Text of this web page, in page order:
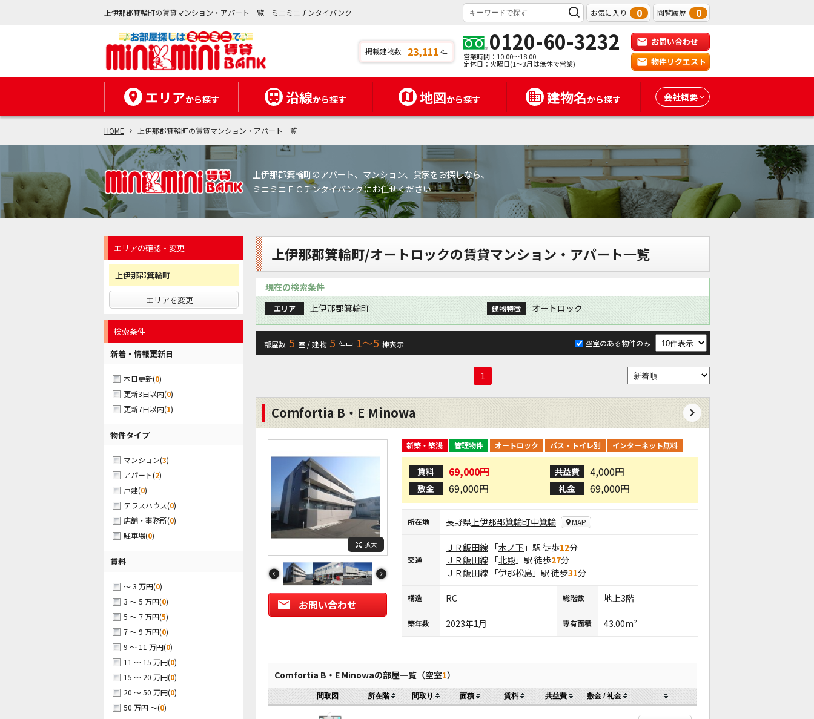
上伊那郡箕輪町の賃貸マンション・アパート一覧｜ミニミニチンタイバンク お気に入り 0 閲覧履歴 0
掲載建物数 23,111 件 0120-60-3232
営業時間：10:00～18:00
定休日：火曜日(1～3月は無休で営業)
お問い合わせ
物件リクエスト
エリアから探す 沿線から探す 地図から探す 建物名から探す 会社概要
HOME 上伊那郡箕輪町の賃貸マンション・アパート一覧
上伊那郡箕輪町のアパート、マンション、貸家をお探しなら、
ミニミニＦＣチンタイバンクにお任せください！
エリアの確認・変更
上伊那郡箕輪町
エリアを変更
検索条件
新着・情報更新日
本日更新(0)
更新3日以内(0)
更新7日以内(1)
物件タイプ
マンション(3)
アパート(2)
戸建(0)
テラスハウス(0)
店舗・事務所(0)
駐車場(0)
賃料
～ 3 万円(0)
3 ～ 5 万円(0)
5 ～ 7 万円(5)
7 ～ 9 万円(0)
9 ～ 11 万円(0)
11 ～ 15 万円(0)
15 ～ 20 万円(0)
20 ～ 50 万円(0)
50 万円 ～(0)
上伊那郡箕輪町/オートロックの賃貸マンション・アパート一覧
現在の検索条件
エリア 上伊那郡箕輪町 建物特徴 オートロック
部屋数 5 室 / 建物 5 件中 1〜5 棟表示 空室のある物件のみ
1
Comfortia B・E Minowa
拡大
お問い合わせ
新築・築浅 管理物件 オートロック バス・トイレ別 インターネット無料
賃料 69,000円 共益費 4,000円
敷金 69,000円 礼金 69,000円
所在地 長野県上伊那郡箕輪町中箕輪 MAP
交通
ＪＲ飯田線 「木ノ下 」駅 徒歩12分
ＪＲ飯田線 「北殿 」駅 徒歩27分
ＪＲ飯田線 「伊那松島 」駅 徒歩31分
構造 RC 総階数 地上3階
築年数 2023年1月 専有面積 43.00m²
Comfortia B・E Minowaの部屋一覧（空室1）
間取図 所在階 間取り 面積 賃料 共益費 敷金 / 礼金